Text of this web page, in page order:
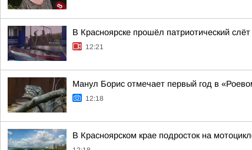
В Красноярске прошёл патриотический
12:21
Манул Борис отмечает первый год в
12:18
В Красноярском крае подросток на